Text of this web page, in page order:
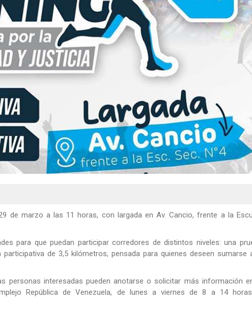
de marzo a las 11 horas, con largada en Av. Cancio, frente a la
para que puedan participar corredores de distintos niveles: una
de 3,5 kilómetros, pensada para quienes deseen sumarse
personas interesadas pueden anotarse o solicitar más información
República de Venezuela, de lunes a viernes de 8 a 14